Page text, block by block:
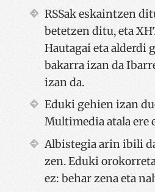
RSSak eskaintzen
betetzen ditu, eta
Hautagai eta alderdi
bakarra izan da
izan da.
Eduki gehien izan
Multimedia atala ere
Albistegia arin ibili
zen. Eduki
ez: behar zena eta